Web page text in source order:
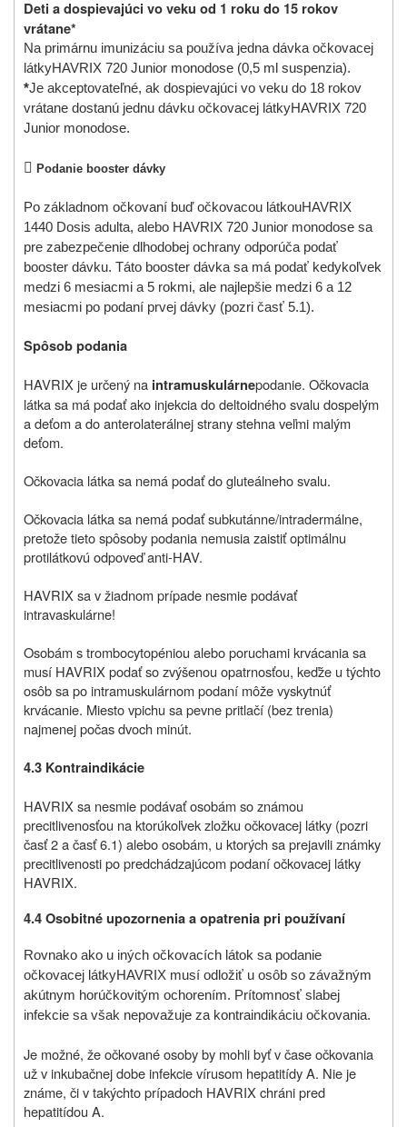
Deti a dospievajúci vo veku od 1 roku do 15 rokov
vrátane*
Na primárnu imunizáciu sa používa jedna dávka očkovacej
látkyHAVRIX 720 Junior monodose (0,5 ml suspenzia).
*Je akceptovateľné, ak dospievajúci vo veku do 18 rokov
vrátane dostanú jednu dávku očkovacej látkyHAVRIX 720
Junior monodose.
 Podanie booster dávky
Po základnom očkovaní buď očkovacou látkouHAVRIX
1440 Dosis adulta, alebo HAVRIX 720 Junior monodose sa
pre zabezpečenie dlhodobej ochrany odporúča podať
booster dávku. Táto booster dávka sa má podať kedykoľvek
medzi 6 mesiacmi a 5 rokmi, ale najlepšie medzi 6 a 12
mesiacmi po podaní prvej dávky (pozri časť 5.1).
Spôsob podania
HAVRIX je určený na intramuskulárnepodanie. Očkovacia
látka sa má podať ako injekcia do deltoidného svalu dospelým
a deťom a do anterolaterálnej strany stehna veľmi malým
deťom.
Očkovacia látka sa nemá podať do gluteálneho svalu.
Očkovacia látka sa nemá podať subkutánne/intradermálne,
pretože tieto spôsoby podania nemusia zaistiť optimálnu
protilátkovú odpoveď anti‑HAV.
HAVRIX sa v žiadnom prípade nesmie podávať
intravaskulárne!
Osobám s trombocytopéniou alebo poruchami krvácania sa
musí HAVRIX podať so zvýšenou opatrnosťou, keďže u týchto
osôb sa po intramuskulárnom podaní môže vyskytnúť
krvácanie. Miesto vpichu sa pevne pritlačí (bez trenia)
najmenej počas dvoch minút.
4.3 Kontraindikácie
HAVRIX sa nesmie podávať osobám so známou
precitlivenosťou na ktorúkoľvek zložku očkovacej látky (pozri
časť 2 a časť 6.1) alebo osobám, u ktorých sa prejavili známky
precitlivenosti po predchádzajúcom podaní očkovacej látky
HAVRIX.
4.4 Osobitné upozorneniaa opatrenia pri používaní
Rovnako ako u iných očkovacích látok sa podanie
očkovacej látkyHAVRIX musí odložiť u osôb so závažným
akútnym horúčkovitým ochorením. Prítomnosť slabej
infekcie sa však nepovažuje za kontraindikáciu očkovania.
Je možné, že očkované osoby by mohli byť v čase očkovania
už v inkubačnej dobe infekcie vírusom hepatitídy A. Nie je
známe, či v takýchto prípadoch HAVRIX chráni pred
hepatitídou A.